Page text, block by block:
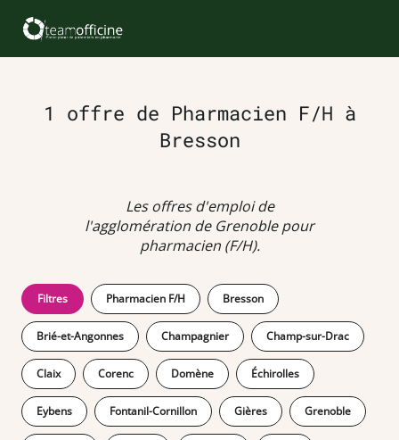
1 offre de Pharmacien F/H à
Bresson
Les offres d'emploi de
l'agglomération de Grenoble pour
pharmacien (F/H).
Filtres Pharmacien F/H Bresson
Brié-et-Angonnes Champagnier Champ-sur-Drac
Claix Corenc Domène Échirolles
Eybens Fontanil-Cornillon Gières Grenoble